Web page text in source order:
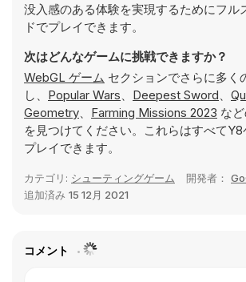
没入感のある体験を実現するためにフル
ドでプレイできます。
次はどんなゲームに挑戦できますか？
WebGL ゲーム セクションでさらに多く
し、 Popular Wars、 Deepest Sword、
Geometry、 Farming Missions 2023 な
を見つけてください。これらはすべて
プレイできます。
カテゴリ: シューティングゲーム 開発者：
追加済み 15 12月 2021
コメント